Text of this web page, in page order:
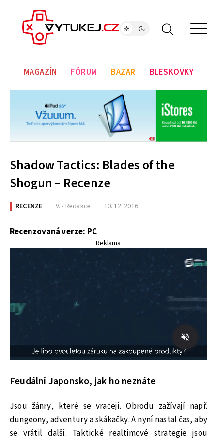
MAGAZÍN FÓRUM BAZAR BLESKOVKY
Shadow Tactics: Blades of the
Shogun – Recenze
RECENZE V. - Redakce 10. 12. 2016
Recenzovaná verze: PC
Reklama
Feudální Japonsko, jak ho neznáte
Jsou žánry, které se vracejí. Obrodu zažívají např.
dungeony, adventury a skákačky. A nyní nastal čas, aby
se vrátil další. Taktické realtimové strategie jsou